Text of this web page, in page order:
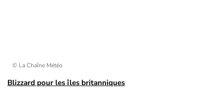
© La Chaîne Météo
Blizzard pour les îles britanniques